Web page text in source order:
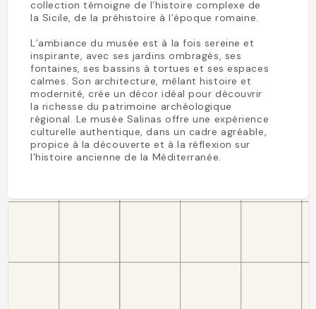
collection témoigne de l’histoire complexe de
la Sicile, de la préhistoire à l’époque romaine.
L’ambiance du musée est à la fois sereine et
inspirante, avec ses jardins ombragés, ses
fontaines, ses bassins à tortues et ses espaces
calmes. Son architecture, mêlant histoire et
modernité, crée un décor idéal pour découvrir
la richesse du patrimoine archéologique
régional. Le musée Salinas offre une expérience
culturelle authentique, dans un cadre agréable,
propice à la découverte et à la réflexion sur
l’histoire ancienne de la Méditerranée.